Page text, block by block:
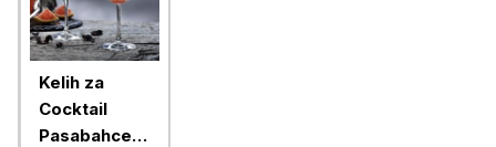
Kelih za
Cocktail
Pasabahce